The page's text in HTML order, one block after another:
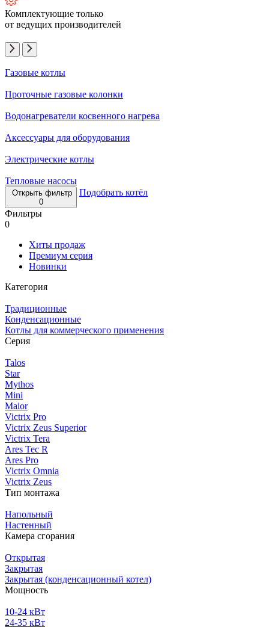
Комплектующие только
от ведущих производителей
Газовые котлы
Проточные газовые колонки
Водонагреватели косвенного нагрева
Аксессуары для оборудования
Электрические котлы
Тепловые насосы
Открыть фильтр
0
Подобрать котёл
Фильтры
0
Хиты продаж
Премиум серия
Новинки
Категория
Традиционные
Конденсационные
Котлы для коммерческого применения
Серия
Talos
Star
Mythos
Mini
Maior
Victrix Pro
Victrix Zeus Superior
Victrix Tera
Ares Tec R
Ares Pro
Victrix Omnia
Victrix Zeus
Тип монтажа
Напольный
Настенный
Камера сгорания
Открытая
Закрытая
Закрытая (конденсационный котел)
Мощность
10-24 кВт
24-35 кВт